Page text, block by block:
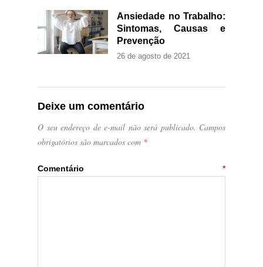
Ansiedade no Trabalho:
Sintomas, Causas e
Prevenção
26 de agosto de 2021
Deixe um comentário
O seu endereço de e-mail não será publicado. Campos
obrigatórios são marcados com *
Comentário *